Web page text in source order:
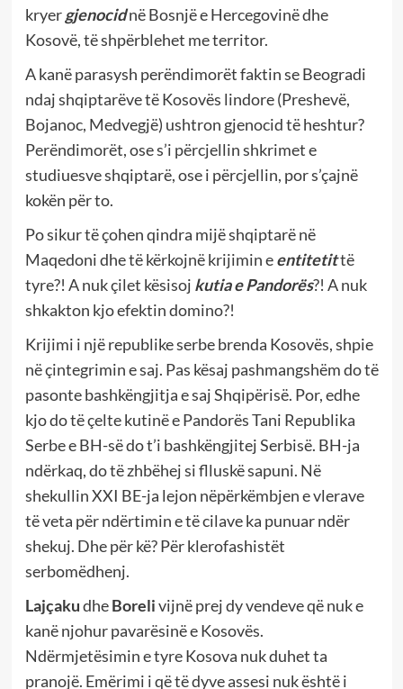
kryer gjenocidnë Bosnjë e Hercegovinë dhe
Kosovë, të shpërblehet me territor.
A kanë parasysh perëndimorët faktin se Beogradi
ndaj shqiptarëve të Kosovës lindore (Preshevë,
Bojanoc, Medvegjë) ushtron gjenocid të heshtur?
Perëndimorët, ose s’i përcjellin shkrimet e
studiuesve shqiptarë, ose i përcjellin, por s’çajnë
kokën për to.
Po sikur të çohen qindra mijë shqiptarë në
Maqedoni dhe të kërkojnë krijimin e entitetittë
tyre?! A nuk çilet kësisoj kutia e Pandorës?! A nuk
shkakton kjo efektin domino?!
Krijimi i një republike serbe brenda Kosovës, shpie
në çintegrimin e saj. Pas kësaj pashmangshëm do të
pasonte bashkëngjitja e saj Shqipërisë. Por, edhe
kjo do të çelte kutinë e Pandorës Tani Republika
Serbe e BH-së do t’i bashkëngjitej Serbisë. BH-ja
ndërkaq, do të zhbëhej si flluskë sapuni. Në
shekullin XXI BE-ja lejon nëpërkëmbjen e vlerave
të veta për ndërtimin e të cilave ka punuar ndër
shekuj. Dhe për kë? Për klerofashistët
serbomëdhenj.
Lajçakudhe Borelivijnë prej dy vendeve që nuk e
kanë njohur pavarësinë e Kosovës.
Ndërmjetësimin e tyre Kosova nuk duhet ta
pranojë. Emërimi i që të dyve assesi nuk është i